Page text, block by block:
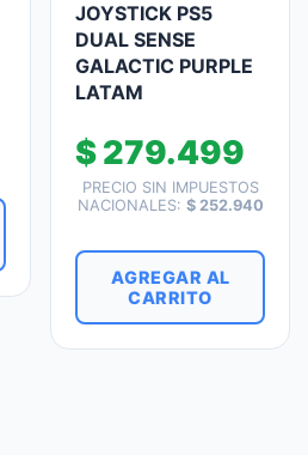
JOYSTICK PS5
DUAL SENSE
GALACTIC PURPLE
LATAM
$279.499
PRECIO SIN IMPUESTOS
NACIONALES: $252.940
AGREGAR AL
CARRITO